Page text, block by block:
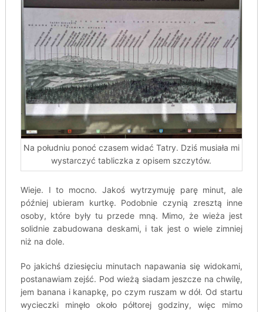
Na południu ponoć czasem widać Tatry. Dziś musiała mi
wystarczyć tabliczka z opisem szczytów.
Wieje. I to mocno. Jakoś wytrzymuję parę minut, ale
później ubieram kurtkę. Podobnie czynią zresztą inne
osoby, które były tu przede mną. Mimo, że wieża jest
solidnie zabudowana deskami, i tak jest o wiele zimniej
niż na dole.
Po jakichś dziesięciu minutach napawania się widokami,
postanawiam zejść. Pod wieżą siadam jeszcze na chwilę,
jem banana i kanapkę, po czym ruszam w dół. Od startu
wycieczki minęło około półtorej godziny, więc mimo